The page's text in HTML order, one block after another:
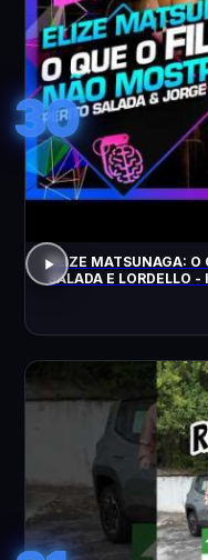
30
ELIZE MATSUNAGA: O
SALADA E